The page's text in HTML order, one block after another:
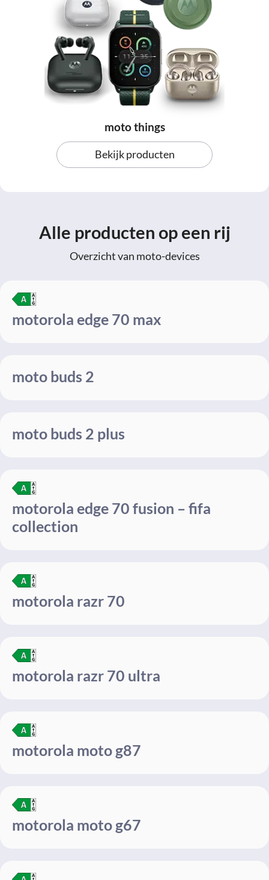
moto things
Bekijk producten
Alle producten op een rij
Overzicht van moto-devices
motorola edge 70 max
moto buds 2
moto buds 2 plus
motorola edge 70 fusion – fifa
collection
motorola razr 70
motorola razr 70 ultra
motorola moto g87
motorola moto g67